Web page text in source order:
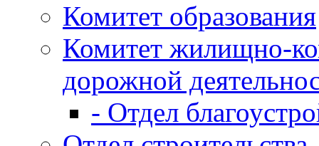
Комитет образования
Комитет жилищно-
дорожной
- Отдел